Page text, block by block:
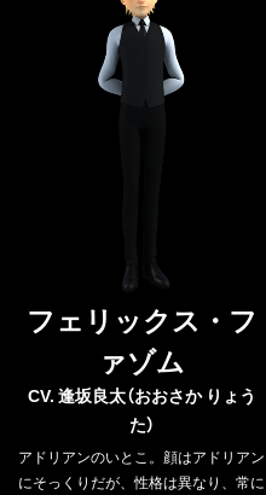
フェリックス・フ
ァゾム
CV. 逢坂良太（おおさか りょう
た）
アドリアンのいとこ。顔はアドリアン
にそっくりだが、性格は異なり、常に